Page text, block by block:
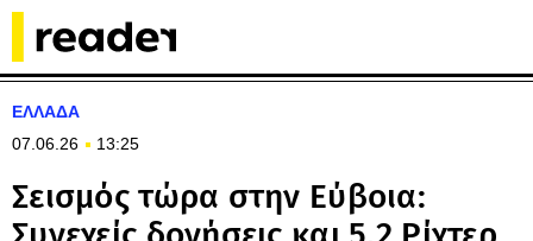
ΕΛΛΑΔΑ
07.06.26
13:25
Σεισμός τώρα στην Εύβοια: